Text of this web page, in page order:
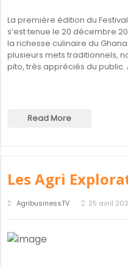
La première édition du
s’est tenue le 20 décembre
la richesse culinaire du
plusieurs mets traditionnels,
pito, très appréciés du
Read More
Les Agri
AgribusinessTV 25 avril